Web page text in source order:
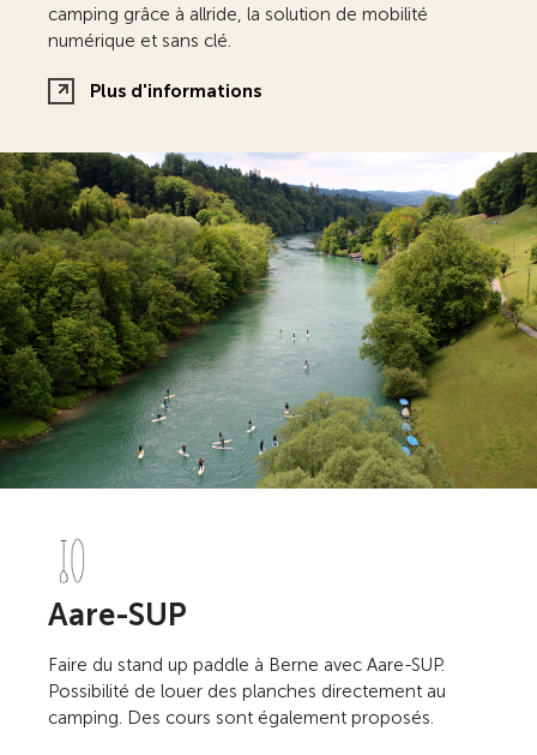
camping grâce à allride, la solution de mobilité
numérique et sans clé.
Plus d'informations
Aare-SUP
Faire du stand up paddle à Berne avec Aare-SUP.
Possibilité de louer des planches directement au
camping. Des cours sont également proposés.